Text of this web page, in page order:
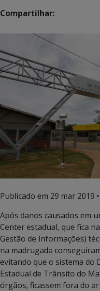
Compartilhar:
Publicado em 29 mar 2019
Após danos causados em
Center estadual, que fica
Gestão de Informações)
na madrugada
evitando que o sistema do
Estadual de Trânsito do
órgãos, ficassem fora do